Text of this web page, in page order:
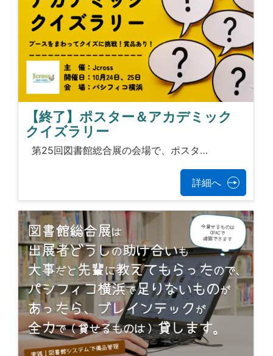
【終了】ポスター＆アカデミック
クイズラリー
第25回図書館総合展の会場で、ポスタ…
詳細へ